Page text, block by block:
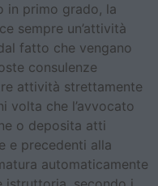
in primo grado, la
sempre un’attività
fatto che vengano
consulenze
attività strettamente
volta che l’avvocato
o deposita atti
e precedenti alla
automaticamente